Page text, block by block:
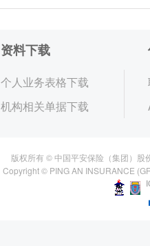
资料下载
个人业务表格下载
机构相关单据下载
版权所有 © 中国平安保险（集团）股
Copyright © PING AN INSURANCE